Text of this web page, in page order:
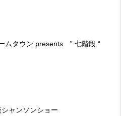
ムタウン presents ” 七階段 “
ャンソンショー